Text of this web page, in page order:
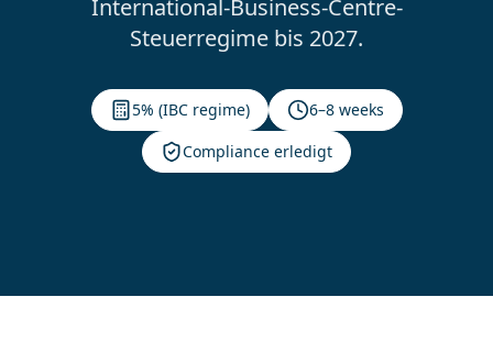
International-Business-Centre-
Steuerregime bis 2027.
5% (IBC regime)
6–8 weeks
Compliance erledigt